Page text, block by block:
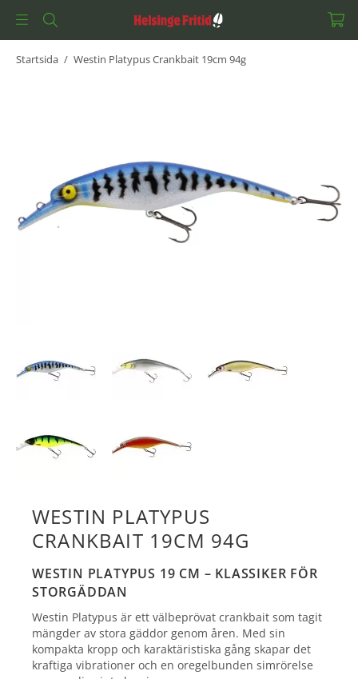
Startsida / Westin Platypus Crankbait 19cm 94g
WESTIN PLATYPUS
CRANKBAIT 19CM 94G
WESTIN PLATYPUS 19 CM – KLASSIKER FÖR
STORGÄDDAN
Westin Platypus är ett välbeprövat crankbait som tagit
mängder av stora gäddor genom åren. Med sin
kompakta kropp och karaktäristiska gång skapar det
kraftiga vibrationer och en oregelbunden simrörelse